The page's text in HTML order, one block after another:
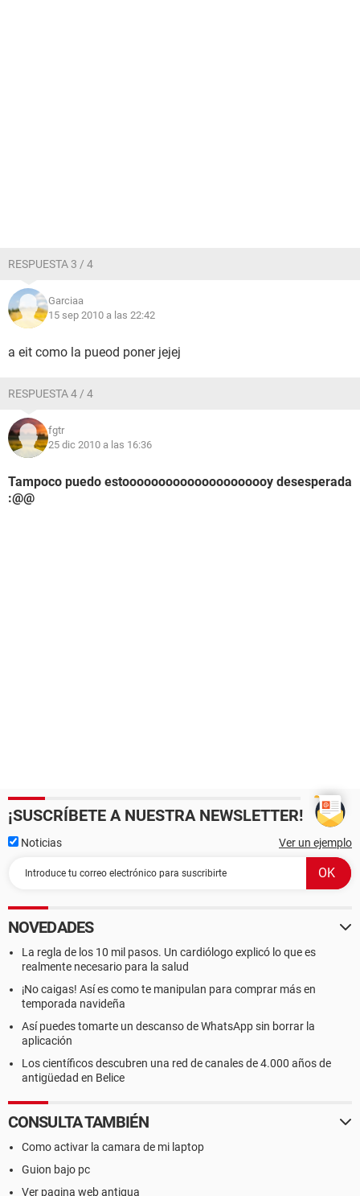
RESPUESTA 3 / 4
Garciaa
15 sep 2010 a las 22:42
a eit como la pueod poner jejej
RESPUESTA 4 / 4
fgtr
25 dic 2010 a las 16:36
Tampoco puedo estooooooooooooooooooooy desesperada
:@@
¡SUSCRÍBETE A NUESTRA NEWSLETTER!
Noticias Ver un ejemplo
NOVEDADES
La regla de los 10 mil pasos. Un cardiólogo explicó lo que es
realmente necesario para la salud
¡No caigas! Así es como te manipulan para comprar más en
temporada navideña
Así puedes tomarte un descanso de WhatsApp sin borrar la
aplicación
Los científicos descubren una red de canales de 4.000 años de
antigüedad en Belice
CONSULTA TAMBIÉN
Como activar la camara de mi laptop
Guion bajo pc
Ver pagina web antigua